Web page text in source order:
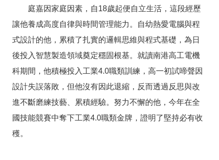
安
政
策
資
開
放
宣
告
聯
絡
資
訊
庭嘉因家庭因素，自18歲起便自立生活，這段經歷
讓他養成高度自律與時間管理能力。自幼熱愛電腦與程
式設計的他，累積了扎實的邏輯思維與程式基礎，為日
後投入智慧製造領域奠定穩固根基。就讀南港高工電機
科期間，他積極投入工業4.0職類訓練，高一初試啼聲因
設計失誤落敗，但他沒有因此退縮，反而透過反思與改
進不斷磨練技藝、累積經驗。努力不懈的他，今年在全
國技能競賽中奪下工業4.0職類金牌，證明了堅持必有收
穫。